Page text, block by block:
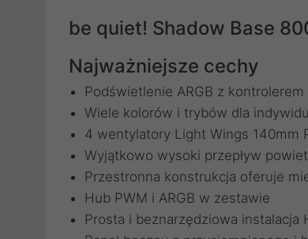
be quiet! Shadow Base
Najważniejsze cechy
Podświetlenie ARGB z
Wiele kolorów i trybów dla
4 wentylatory Light Wings 140mm
Wyjątkowo wysoki przepływ
Przestronna konstrukcja oferuje
Hub PWM i ARGB w zestawie
Prosta i beznarzędziowa instalacja